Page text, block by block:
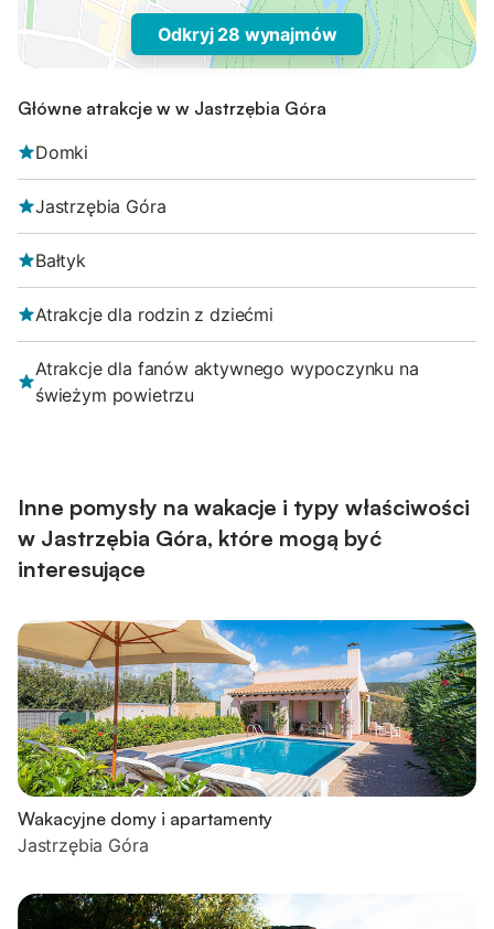
Odkryj 28 wynajmów
Główne atrakcje w w Jastrzębia Góra
Domki
Jastrzębia Góra
Bałtyk
Atrakcje dla rodzin z dziećmi
Atrakcje dla fanów aktywnego wypoczynku na
świeżym powietrzu
Inne pomysły na wakacje i typy właściwości
w Jastrzębia Góra, które mogą być
interesujące
Wakacyjne domy i apartamenty
Jastrzębia Góra